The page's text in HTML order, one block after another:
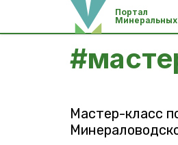
Портал
#
Мастер-класс